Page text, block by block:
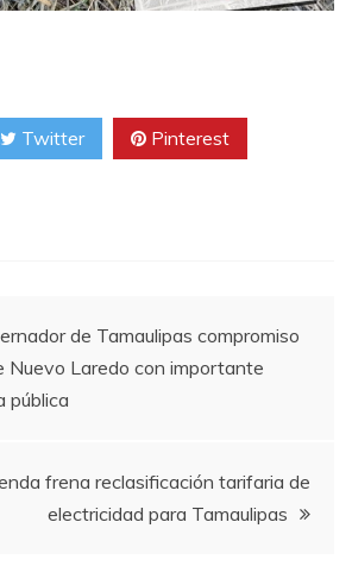
Twitter Pinterest
de Tamaulipas compromiso
Nuevo Laredo con importante
pública
frena reclasificación tarifaria de
electricidad para Tamaulipas